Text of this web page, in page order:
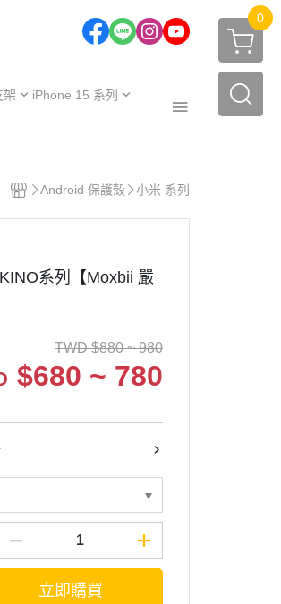
0
架 iPhone 15 系列
15 Pro
極空戰甲｜福利品
Android 保護殼 小米 系列
系列【Moxbii 嚴
TWD $880 ~ 980
$680 ~ 780
立即購買